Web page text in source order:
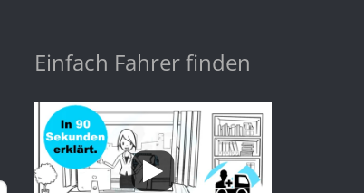
Einfach Fahrer finden